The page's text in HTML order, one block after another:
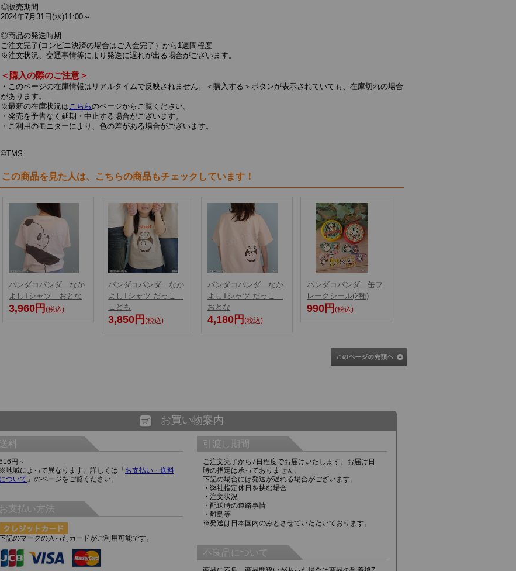
◎販売期間
2024年7月31日(水)11:00～
◎商品の発送時期
ご注文完了(コンビニ決済の場合はご入金完了）から1週間程度
※注文状況、交通事情等により発送に遅れが出る場合がございます。
＜購入の際のご注意＞
・このページの在庫情報はリアルタイムで反映されません。＜購入する＞ボタンが表示されていても、在庫切れの場合
があります。
※最新の在庫状況は こちらのページからご覧ください。
・発売を予告なく延期・中止する場合がございます。
・ご利用のモニターにより、色の差がある場合がございます。
©TMS
この商品を見た人は、こちらの商品もチェックしています！
パンダコパンダ なか
よしTシャツ おとな
3,960円 (税込)
パンダコパンダ なか
よしTシャツ だっこ
こども
3,850円 (税込)
パンダコパンダ なか
よしTシャツ だっこ
おとな
4,180円 (税込)
パンダコパンダ 缶フ
レークシール(2種)
990円 (税込)